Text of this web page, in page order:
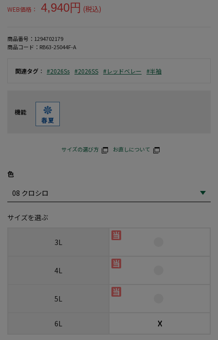
WEB価格： 4,940円 (税込)
商品番号： 1294702179
商品コード： RB63-25044F-A
関連タグ ： #2026Ss #2026SS #レッドベレー #半袖
機能
サイズの選び方 お直しについて
色
サイズを選ぶ
3L
4L
5L
6L ☓